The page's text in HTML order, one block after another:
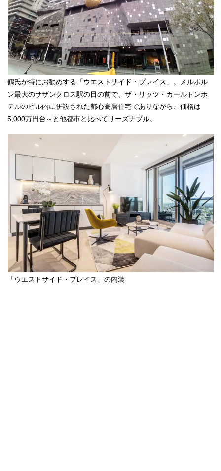
鶴氏が特にお勧めする「ウエストサイド・プレイス」。メルボル
ン最大のサザンクロス駅の目の前で、ザ・リッツ・カールトンホ
テルのビル内に併設された都心高層住宅でありながら、価格は
5,000万円台～と他都市と比べてリーズナブル。
「ウエストサイド・プレイス」の内装